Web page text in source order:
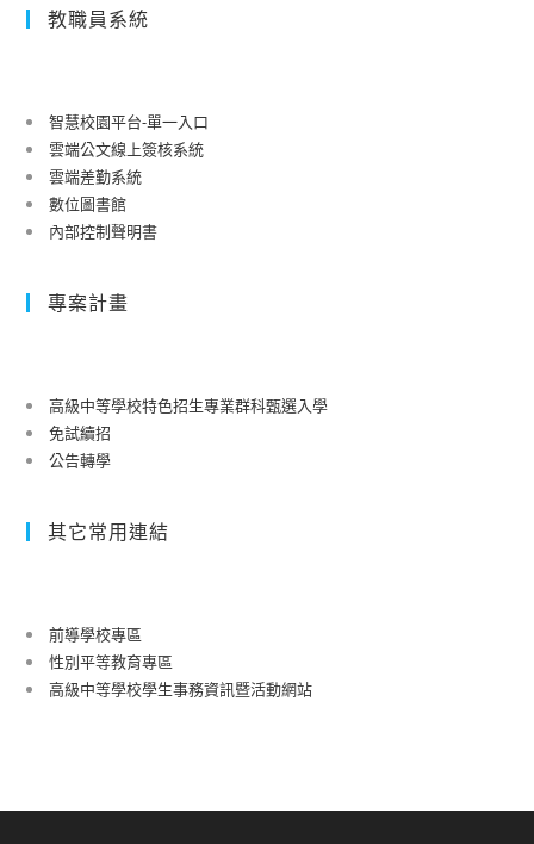
教職員系統
智慧校園平台-單一入口
雲端公文線上簽核系統
雲端差勤系統
數位圖書館
內部控制聲明書
專案計畫
高級中等學校特色招生專業群科甄選入學
免試續招
公告轉學
其它常用連結
前導學校專區
性別平等教育專區
高級中等學校學生事務資訊暨活動網站